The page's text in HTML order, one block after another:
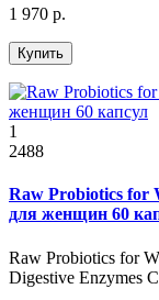
1 970 р.
Купить
1
2488
Raw Probiotics for
для женщин 60
Raw Probiotics for
Digestive Enzymes